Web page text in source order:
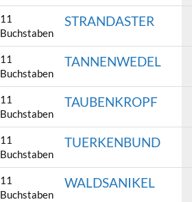
11
Buchstaben
STRANDASTER
11
Buchstaben
TANNENWEDEL
11
Buchstaben
TAUBENKROPF
11
Buchstaben
TUERKENBUND
11
Buchstaben
WALDSANIKEL